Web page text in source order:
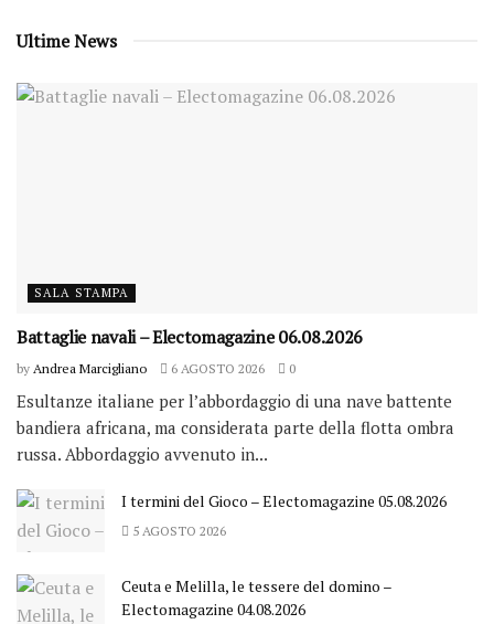
Ultime News
SALA STAMPA
Battaglie navali – Electomagazine 06.08.2026
by Andrea Marcigliano 6 AGOSTO 2026 0
Esultanze italiane per l’abbordaggio di una nave battente
bandiera africana, ma considerata parte della flotta ombra
russa. Abbordaggio avvenuto in...
I termini del Gioco – Electomagazine 05.08.2026
5 AGOSTO 2026
Ceuta e Melilla, le tessere del domino –
Electomagazine 04.08.2026